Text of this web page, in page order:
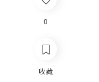
0
收藏